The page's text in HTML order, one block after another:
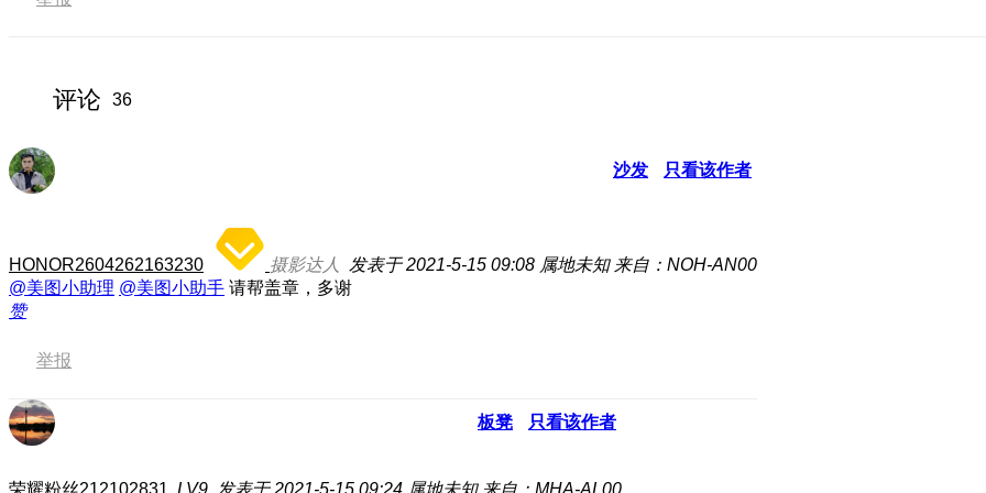
评论 36
沙发 只看该作者
HONOR2604262163230 摄影达人 发表于 2021-5-15 09:08 属地未知 来自：NOH-AN00
@美图小助理 @美图小助手 请帮盖章，多谢
赞
举报
板凳 只看该作者
荣耀粉丝212102831 LV9 发表于 2021-5-15 09:24 属地未知 来自：MHA-AL00